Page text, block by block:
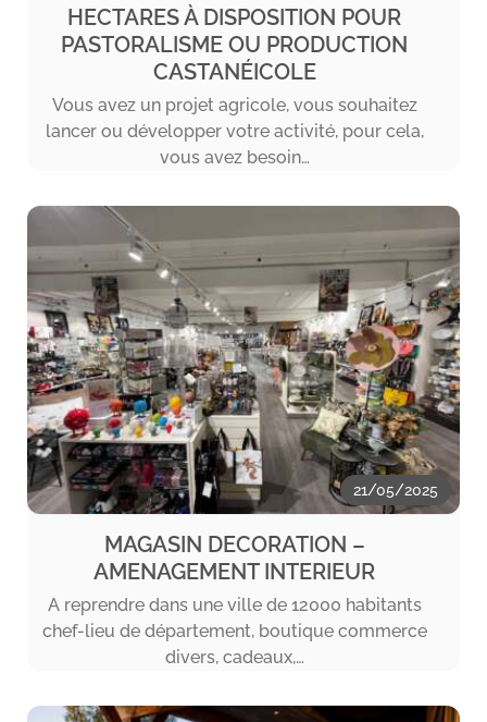
HECTARES À DISPOSITION POUR
PASTORALISME OU PRODUCTION
CASTANÉICOLE
Vous avez un projet agricole, vous souhaitez
lancer ou développer votre activité, pour cela,
vous avez besoin…
21/05/2025
MAGASIN DECORATION –
AMENAGEMENT INTERIEUR
A reprendre dans une ville de 12000 habitants
chef-lieu de département, boutique commerce
divers, cadeaux,…